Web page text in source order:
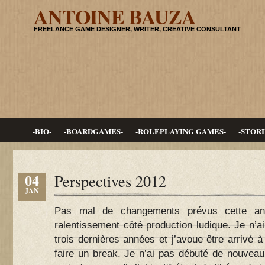
ANTOINE BAUZA
FREELANCE GAME DESIGNER, WRITER, CREATIVE CONSULTANT
-BIO- -BOARDGAMES- -ROLEPLAYING GAMES- -
04
JAN Perspectives 2012
Pas mal de changements prévus cette
ralentissement côté production ludique. Je
trois dernières années et j’avoue être arrivé
faire un break. Je n’ai pas débuté de